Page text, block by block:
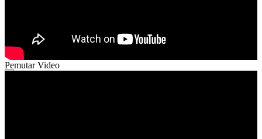
Pemutar Video